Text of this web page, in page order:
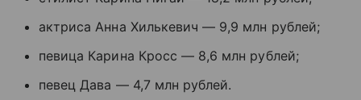
актриса Анна Хилькевич — 9,9 млн рублей;
певица Карина Кросс — 8,6 млн рублей;
певец Дава — 4,7 млн рублей.